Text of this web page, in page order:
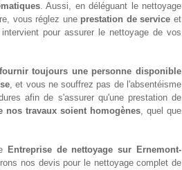
. Aussi, en déléguant le nettoyage
vous réglez une prestation de service et
pour assurer le nettoyage de vos
toujours une personne disponible
, et vous ne souffrez pas de l'absentéisme
afin de s'assurer qu'une prestation de
nos travaux soient homogènes, quel que
Entreprise de nettoyage sur Ernemont-
nos devis pour le nettoyage complet de